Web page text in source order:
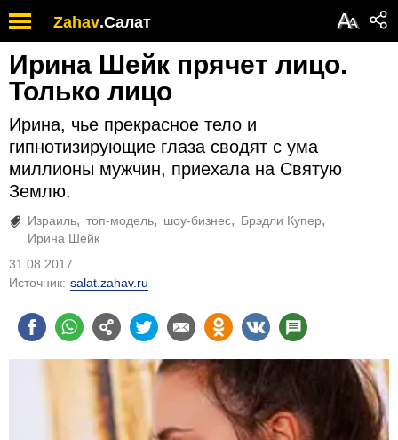
Zahav.Салат АА
Ирина Шейк прячет лицо.
Только лицо
Ирина, чье прекрасное тело и
гипнотизирующие глаза сводят с ума
миллионы мужчин, приехала на Святую
Землю.
Израиль топ-модель шоу-бизнес
Брэдли Купер
Ирина Шейк
31.08.2017
Источник: salat.zahav.ru